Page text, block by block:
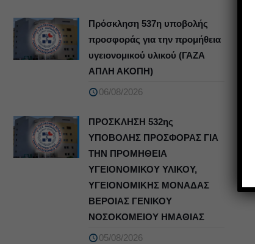
Πρόσκληση 537η υποβολής
προσφοράς για την προμήθεια
υγειονομικού υλικού (ΓΑΖΑ
ΑΠΛΗ ΑΚΟΠΗ)
06/08/2026
ΠΡΟΣΚΛΗΣΗ 532ης
ΥΠΟΒΟΛΗΣ ΠΡΟΣΦΟΡΑΣ ΓΙΑ
ΤΗΝ ΠΡΟΜΗΘΕΙΑ
ΥΓΕΙΟΝΟΜΙΚΟΥ ΥΛΙΚΟΥ,
ΥΓΕΙΟΝΟΜΙΚΗΣ ΜΟΝΑΔΑΣ
ΒΕΡΟΙΑΣ ΓΕΝΙΚΟΥ
ΝΟΣΟΚΟΜΕΙΟΥ ΗΜΑΘΙΑΣ
05/08/2026